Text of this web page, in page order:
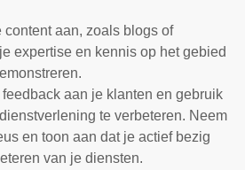
content aan, zoals blogs of
expertise en kennis op het gebied
aan je klanten en gebruik
te verbeteren. Neem
en toon aan dat je actief bezig
van je diensten.